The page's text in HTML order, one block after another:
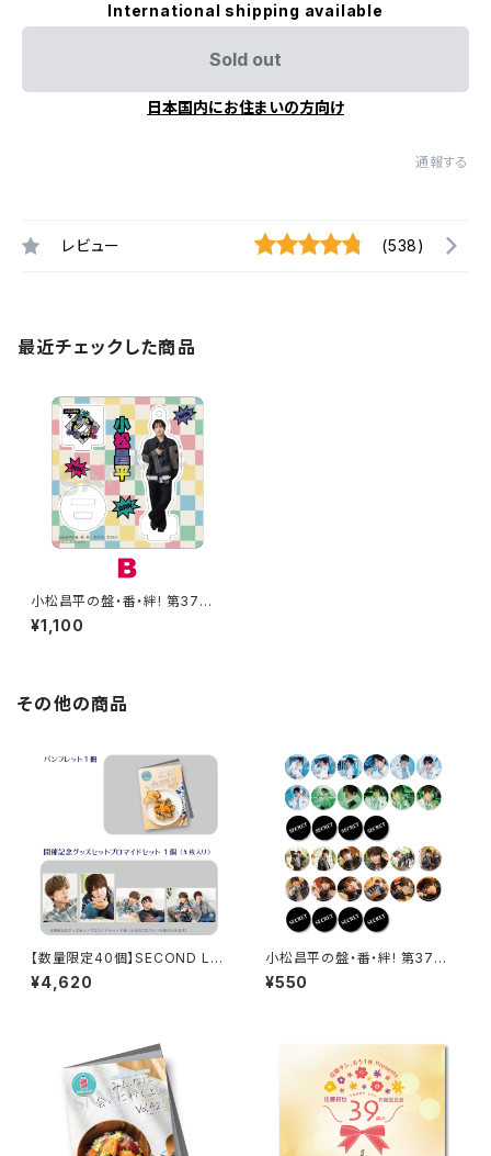
International shipping available
Sold out
日本国内にお住まいの方向け
通報する
レビュー (538)
最近チェックした商品
小松昌平の盤・番・絆! 第37回、
第38回 アクリルスタンド B
¥1,100
その他の商品
【数量限定40個】SECOND LIN
E Presents みんなに会いに行
くよ! 第47回 in 静岡 開催記念
¥4,620
小松昌平の盤・番・絆! 第37回、
第38回 缶バッジ ※ランダム
販売
¥550